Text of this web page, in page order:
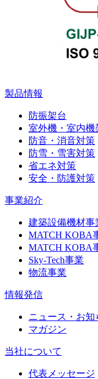
製品情報
防振架台
室外機・室内機
防音・消音対策
防雪・雪害対策
省エネ対策
安全・防護対策
事業紹介
建築設備機材事
MATCH KOBA
MATCH KOBA
Sky-Tech事業
物流事業
情報発信
ニュース・お知
マガジン
当社について
代表メッセージ